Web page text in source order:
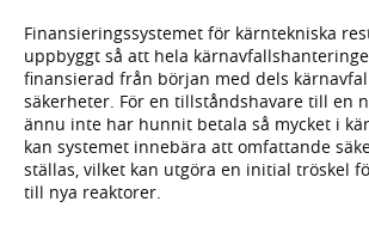
Finansieringssystemet för kärntekniska
uppbyggt så att hela
finansierad från början med dels
säkerheter. För en tillståndshavare till en
ännu inte har hunnit betala så mycket i
kan systemet innebära att omfattande
ställas, vilket kan utgöra en initial tröskel
till nya reaktorer.